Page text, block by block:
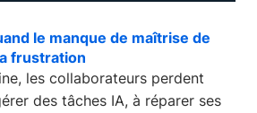
le manque de maîtrise de
frustration
les collaborateurs perdent
des tâches IA, à réparer ses